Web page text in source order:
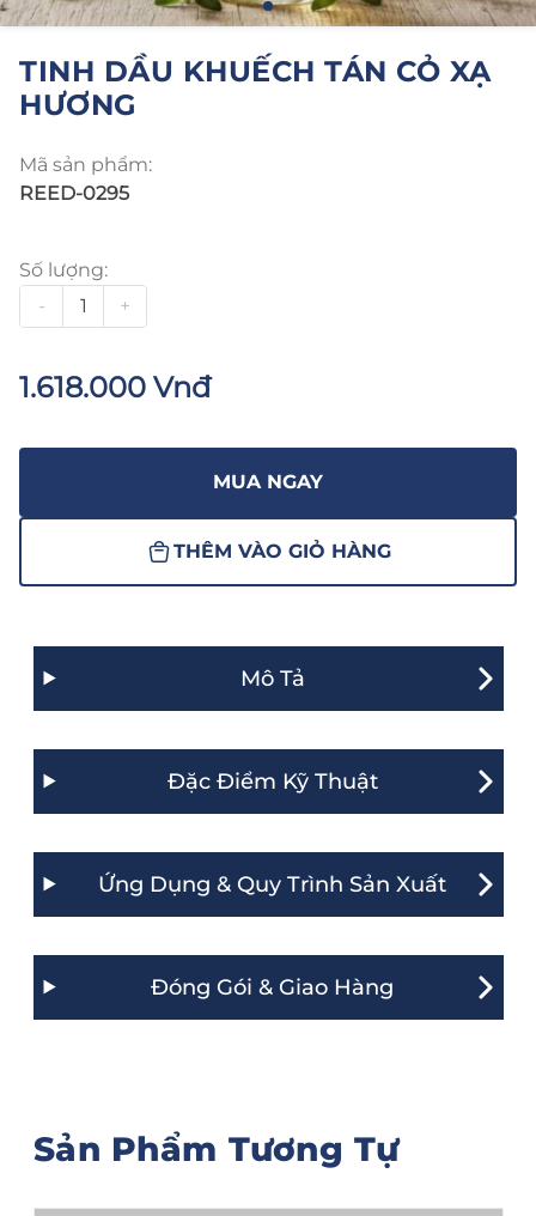
TINH DẦU KHUẾCH TÁN CỎ XẠ
HƯƠNG
Mã sản phẩm:
REED-0295
Số lượng:
-
+
1.618.000 Vnđ
MUA NGAY
THÊM VÀO GIỎ HÀNG
Mô Tả
Đặc Điểm Kỹ Thuật
Ứng Dụng & Quy Trình Sản Xuất
Đóng Gói & Giao Hàng
Sản Phẩm Tương Tự